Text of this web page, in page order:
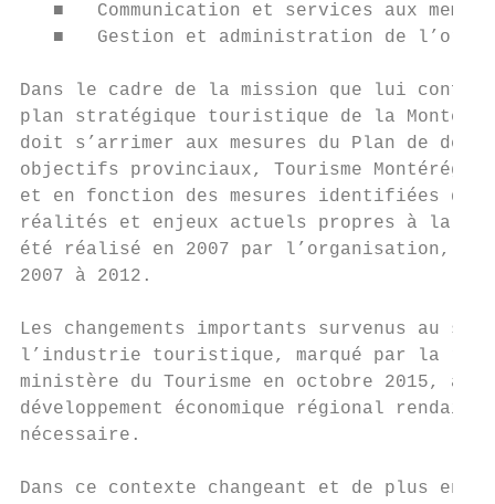
■   Communication et services aux
■   Gestion et administration de
Dans le cadre de la mission que lui
plan stratégique touristique de la
doit s’arrimer aux mesures du Plan de
objectifs provinciaux, Tourisme
et en fonction des mesures identifiées
réalités et enjeux actuels propres à la
été réalisé en 2007 par l’organisation,
2007 à 2012.
Les changements importants survenus au
l’industrie touristique, marqué par la
ministère du Tourisme en octobre 2015,
développement économique régional
nécessaire.
Dans ce contexte changeant et de plus en